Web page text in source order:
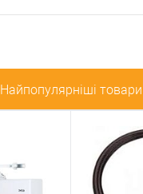
Найпопулярніші товари